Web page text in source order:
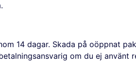
14 dagar. Skada på oöppnat
om du ej använt